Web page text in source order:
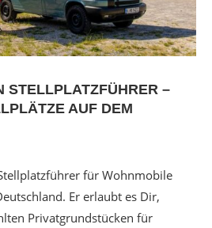
STELLPLATZFÜHRER –
AUF DEM
für Wohnmobile
Er erlaubt es Dir,
Privatgrundstücken für